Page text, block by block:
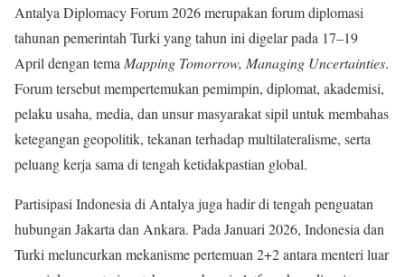
Antalya Diplomacy Forum 2026 merupakan forum diplomasi
tahunan pemerintah Turki yang tahun ini digelar pada 17–19
April dengan tema Mapping Tomorrow, Managing Uncertainties.
Forum tersebut mempertemukan pemimpin, diplomat, akademisi,
pelaku usaha, media, dan unsur masyarakat sipil untuk membahas
ketegangan geopolitik, tekanan terhadap multilateralisme, serta
peluang kerja sama di tengah ketidakpastian global.
Partisipasi Indonesia di Antalya juga hadir di tengah penguatan
hubungan Jakarta dan Ankara. Pada Januari 2026, Indonesia dan
Turki meluncurkan mekanisme pertemuan 2+2 antara menteri luar